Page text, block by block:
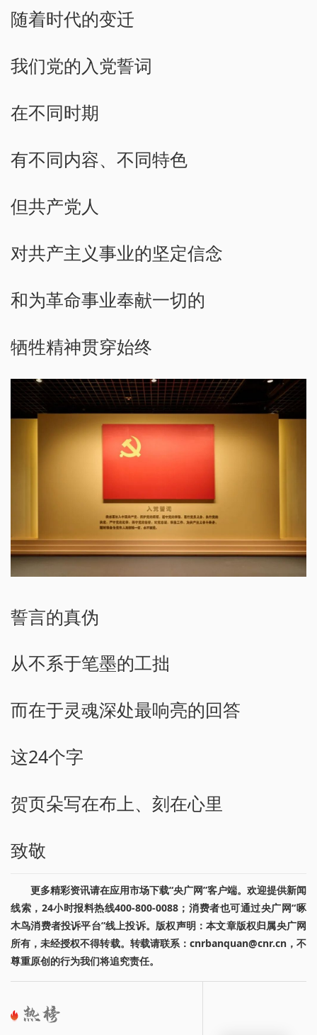
随着时代的变迁
我们党的入党誓词
在不同时期
有不同内容、不同特色
但共产党人
对共产主义事业的坚定信念
和为革命事业奉献一切的
牺牲精神贯穿始终
誓言的真伪
从不系于笔墨的工拙
而在于灵魂深处最响亮的回答
这24个字
贺页朵写在布上、刻在心里
致敬
更多精彩资讯请在应用市场下载“央广网”客户端。欢迎提供新闻
线索，24小时报料热线400-800-0088；消费者也可通过央广网“啄
木鸟消费者投诉平台”线上投诉。版权声明：本文章版权归属央广网
所有，未经授权不得转载。转载请联系：cnrbanquan@cnr.cn，不
尊重原创的行为我们将追究责任。